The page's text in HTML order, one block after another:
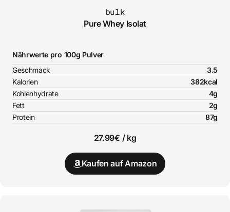
bulk
Pure Whey Isolat
Nährwerte pro 100g Pulver
Geschmack
3.5
Kalorien
382kcal
Kohlenhydrate
4g
Fett
2g
Protein
87g
27.99€ / kg
Kaufen auf Amazon